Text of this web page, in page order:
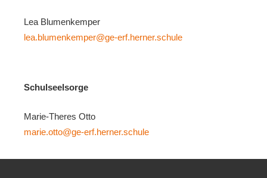
Lea Blumenkemper
lea.blumenkemper@ge-erf.herner.schule
Schulseelsorge
Marie-Theres Otto
marie.otto@ge-erf.herner.schule